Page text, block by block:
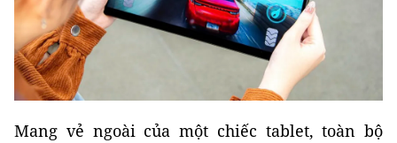
Mang vẻ ngoài của một chiếc tablet, toàn bộ